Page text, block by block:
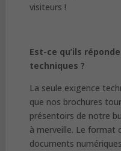
visiteurs !
Est-ce qu’ils
techniques ?
La seule exigence
que nos brochures
présentoirs de notre
à merveille. Le format
documents